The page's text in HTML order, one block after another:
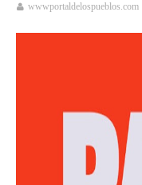
wwwportaldelospueblos.com